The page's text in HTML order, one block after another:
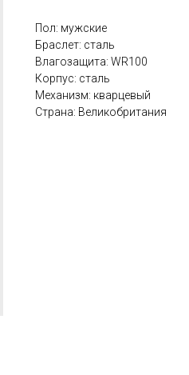
Пол: мужские
Браслет: сталь
Влагозащита: WR100
Корпус: сталь
Механизм: кварцевый
Страна: Великобритания